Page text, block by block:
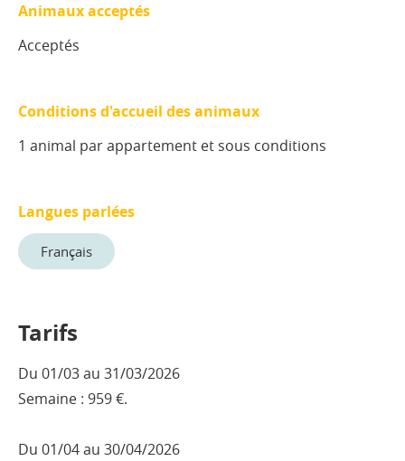
Animaux acceptés
Acceptés
Conditions d'accueil des animaux
1 animal par appartement et sous conditions
Langues parlées
Français
Tarifs
Du 01/03 au 31/03/2026
Semaine : 959 €.
Du 01/04 au 30/04/2026